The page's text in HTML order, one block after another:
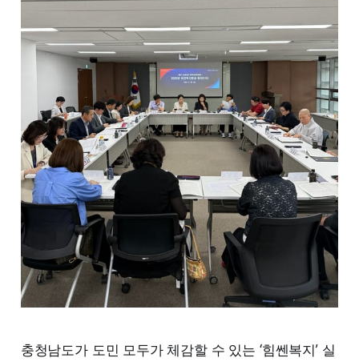
충청남도가 도민 모두가 체감할 수 있는 ‘힘쎈복지’ 실